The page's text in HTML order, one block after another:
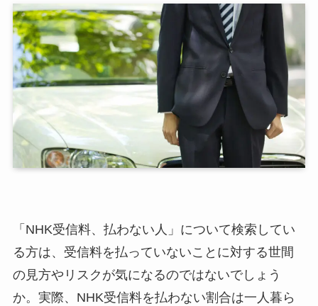
「NHK受信料、払わない人」について検索してい
る方は、受信料を払っていないことに対する世間
の見方やリスクが気になるのではないでしょう
か。実際、NHK受信料を払わない割合は一人暮ら